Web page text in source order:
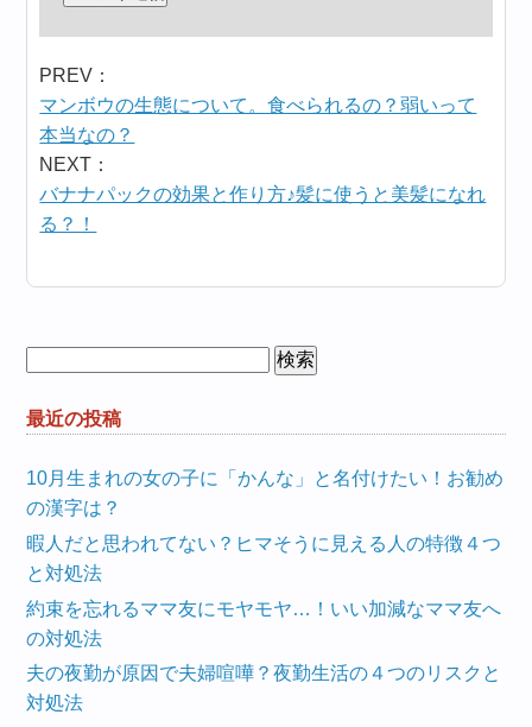
PREV：
マンボウの生態について。食べられるの？弱いって
本当なの？
NEXT：
バナナパックの効果と作り方♪髪に使うと美髪になれ
る？！
最近の投稿
10月生まれの女の子に「かんな」と名付けたい！お勧め
の漢字は？
暇人だと思われてない？ヒマそうに見える人の特徴４つ
と対処法
約束を忘れるママ友にモヤモヤ…！いい加減なママ友へ
の対処法
夫の夜勤が原因で夫婦喧嘩？夜勤生活の４つのリスクと
対処法